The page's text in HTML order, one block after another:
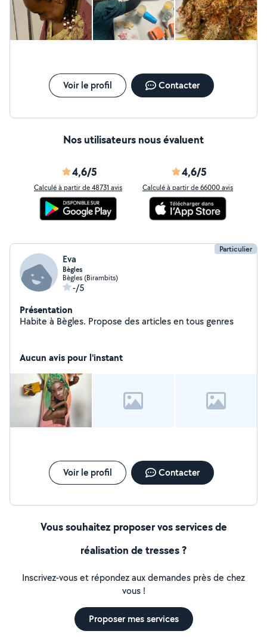
Voir le profil Contacter
Nos utilisateurs nous évaluent
4,6/5
Calculé à partir de 48731 avis
4,6/5
Calculé à partir de 66000 avis
Particulier
Eva
Bègles
Bègles (Birambits)
-/5
Présentation
Habite à Bègles. Propose des articles en tous genres
Aucun avis pour l'instant
Voir le profil Contacter
Vous souhaitez proposer vos services de
réalisation de tresses ?
Inscrivez-vous et répondez aux demandes près de chez
vous !
Proposer mes services